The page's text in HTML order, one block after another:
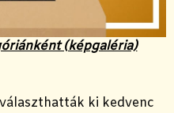
(képgaléria)
ki kedvenc